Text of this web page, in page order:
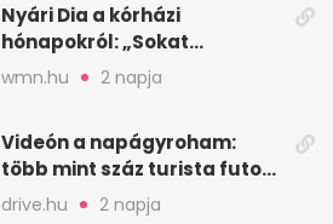
Nyári Dia a kórházi
hónapokról: „Sokat
veszekedtem Istennel”
wmn.hu 2 napja
Videón a napágyroham:
több mint száz turista futott
a helyekért Tenerifén
drive.hu 2 napja